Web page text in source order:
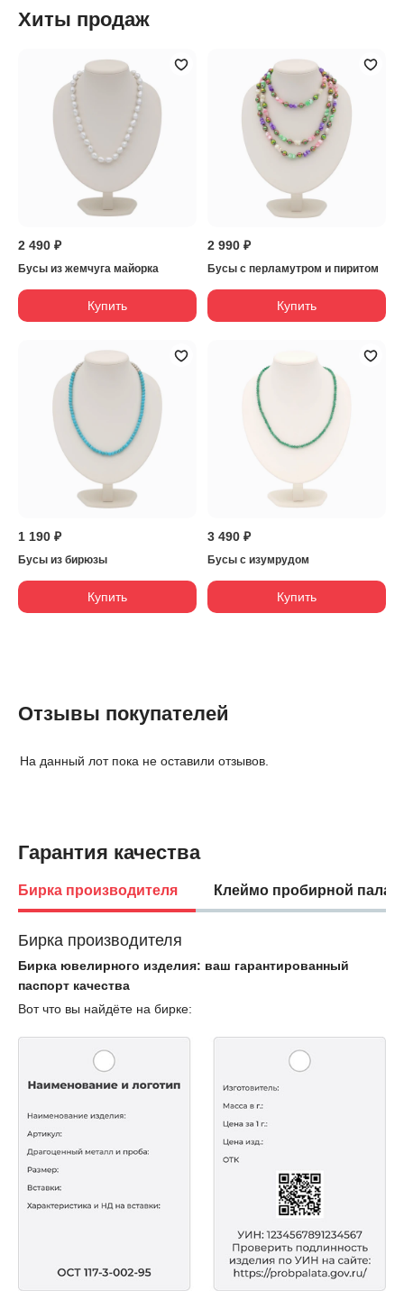
Хиты продаж
2 490 ₽
Бусы из жемчуга майорка
Купить
2 990 ₽
Бусы с перламутром и пиритом
Купить
1 190 ₽
Бусы из бирюзы
Купить
3 490 ₽
Бусы с изумрудом
Купить
Отзывы покупателей
На данный лот пока не оставили отзывов.
Гарантия качества
Бирка производителя Клеймо пробирной
Бирка производителя
Бирка ювелирного изделия: ваш гарантированный
паспорт качества
Вот что вы найдёте на бирке: